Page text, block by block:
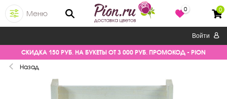
Меню
0 0
Войти
СКИДКА 150 РУБ. НА БУКЕТЫ ОТ 3 000 РУБ. ПРОМОКОД - PION
Назад